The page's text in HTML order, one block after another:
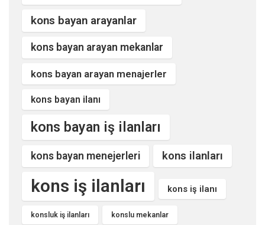
kons bayan arayanlar
kons bayan arayan mekanlar
kons bayan arayan menajerler
kons bayan ilanı
kons bayan iş ilanları
kons bayan menejerleri kons ilanları
kons iş ilanları kons iş ilanı
konsluk iş ilanları konslu mekanlar